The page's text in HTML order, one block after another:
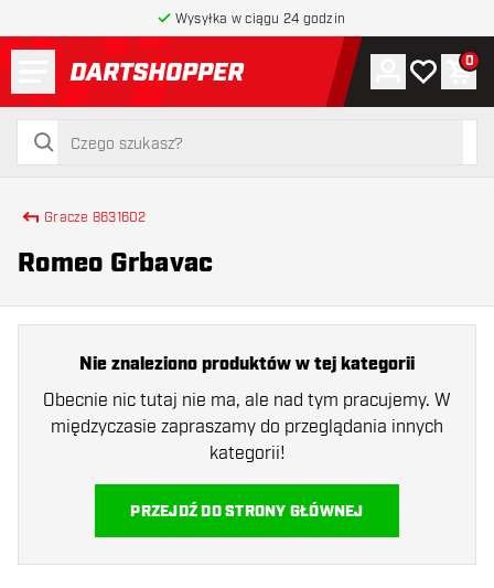
Wysyłka w ciągu 24 godzin
powrót do strony głównej
szukaj
szukaj
Konto
Moja lista
0
Gracze 8631602
Romeo Grbavac
Nie znaleziono produktów w tej kategorii
Obecnie nic tutaj nie ma, ale nad tym pracujemy. W
międzyczasie zapraszamy do przeglądania innych
kategorii!
PRZEJDŹ DO STRONY GŁÓWNEJ